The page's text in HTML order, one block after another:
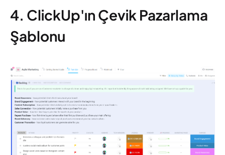
4. ClickUp'ın Çevik Pazarlama
Şablonu